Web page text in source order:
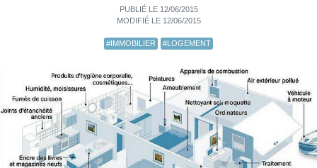
PUBLIÉ LE 12/06/2015
MODIFIÉ LE 12/06/2015
#IMMOBILIER #LOGEMENT